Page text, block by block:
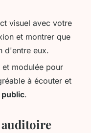
visuel avec votre
et montrer que
d'entre eux.
modulée pour
à écouter et
public.
auditoire